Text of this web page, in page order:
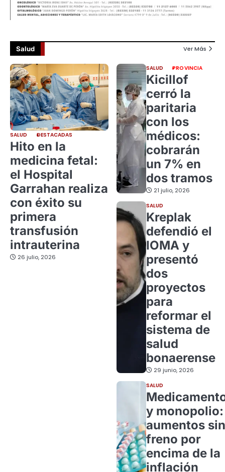
Salud Ver Más
SALUD DESTACADAS
Hito en la
medicina fetal:
el Hospital
Garrahan realiza
con éxito su
primera
transfusión
intrauterina
26 julio, 2026
SALUD PROVINCIA
Kicillof
cerró la
paritaria
con los
médicos:
cobrarán
un 7% en
dos tramos
21 julio, 2026
SALUD
Kreplak
defendió el
IOMA y
presentó
dos
proyectos
para
reformar el
sistema de
salud
bonaerense
29 junio, 2026
SALUD
y monopolio:
aumentos sin
freno por
encima de la
inflación